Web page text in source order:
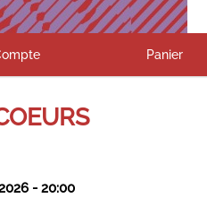
Panier
- 20:00